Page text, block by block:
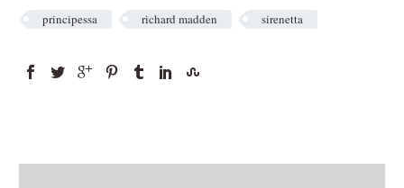
principessa
richard madden sirenetta